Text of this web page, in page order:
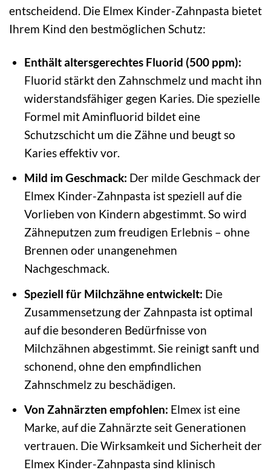
entscheidend. Die Elmex Kinder-Zahnpasta bietet
Ihrem Kind den bestmöglichen Schutz:
Enthält altersgerechtes Fluorid (500 ppm):
Fluorid stärkt den Zahnschmelz und macht ihn
widerstandsfähiger gegen Karies. Die spezielle
Formel mit Aminfluorid bildet eine
Schutzschicht um die Zähne und beugt so
Karies effektiv vor.
Mild im Geschmack: Der milde Geschmack der
Elmex Kinder-Zahnpasta ist speziell auf die
Vorlieben von Kindern abgestimmt. So wird
Zähneputzen zum freudigen Erlebnis – ohne
Brennen oder unangenehmen
Nachgeschmack.
Speziell für Milchzähne entwickelt: Die
Zusammensetzung der Zahnpasta ist optimal
auf die besonderen Bedürfnisse von
Milchzähnen abgestimmt. Sie reinigt sanft und
schonend, ohne den empfindlichen
Zahnschmelz zu beschädigen.
Von Zahnärzten empfohlen: Elmex ist eine
Marke, auf die Zahnärzte seit Generationen
vertrauen. Die Wirksamkeit und Sicherheit der
Elmex Kinder-Zahnpasta sind klinisch